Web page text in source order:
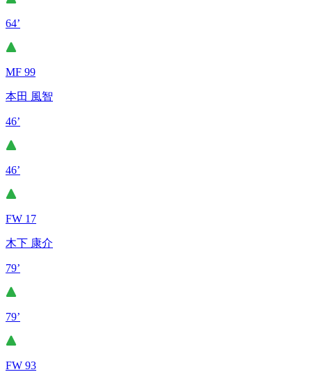
64’
MF 99
本田 風智
46’
46’
FW 17
木下 康介
79’
79’
FW 93